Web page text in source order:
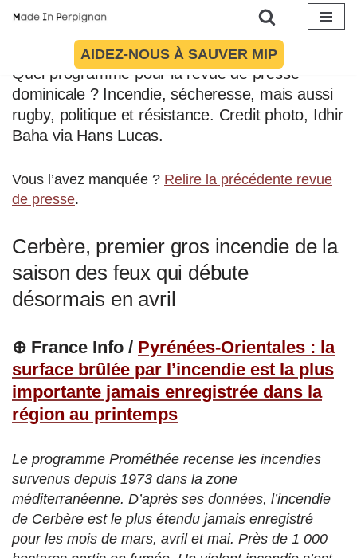
contenu
AIDEZ-NOUS À SAUVER MIP
Quel programme pour la revue de presse
dominicale ? Incendie, sécheresse, mais aussi
rugby, politique et résistance. Credit photo, Idhir
Baha via Hans Lucas.
Vous l’avez manquée ? Relire la précédente revue
de presse.
Cerbère, premier gros incendie de la
saison des feux qui débute
désormais en avril
⊕ France Info / Pyrénées-Orientales : la
surface brûlée par l’incendie est la plus
importante jamais enregistrée dans la
région au printemps
Le programme Prométhée recense les incendies
survenus depuis 1973 dans la zone
méditerranéenne. D’après ses données, l’incendie
de Cerbère est le plus étendu jamais enregistré
pour les mois de mars, avril et mai. Près de 1 000